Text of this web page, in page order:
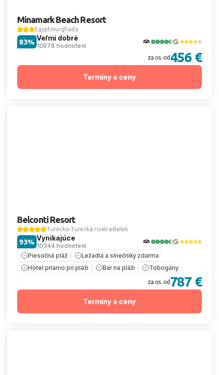
Minamark Beach Resort
Egypt Hurghada
Veľmi dobré
10878 hodnotení
83%
za os. od 456 €
Termíny a ceny
Belconti Resort
Turecko Turecká riviéra Belek
Vynikajúce
10344 hodnotení
93%
Piesočná pláž
Ležadlá a slnečníky zdarma
Hotel priamo pri pláži
Bar na pláži Tobogány
za os. od 787 €
Termíny a ceny